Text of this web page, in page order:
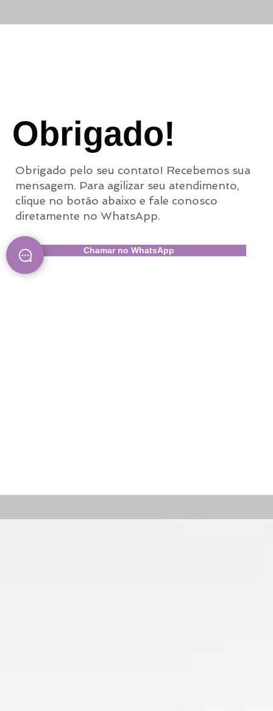
Obrigado!
Obrigado pelo seu contato! Recebemos sua
mensagem. Para agilizar seu atendimento,
clique no botão abaixo e fale conosco
diretamente no WhatsApp.
Chamar no WhatsApp